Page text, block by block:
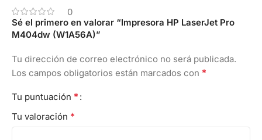
0
Sé el primero en valorar “Impresora HP LaserJet Pro
M404dw (W1A56A)”
Tu dirección de correo electrónico no será publicada.
Los campos obligatorios están marcados con *
Tu puntuación *
Tu valoración *